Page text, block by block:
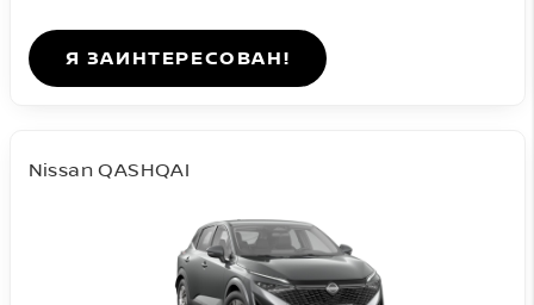
Я ЗАИНТЕРЕСОВАН!
Nissan QASHQAI